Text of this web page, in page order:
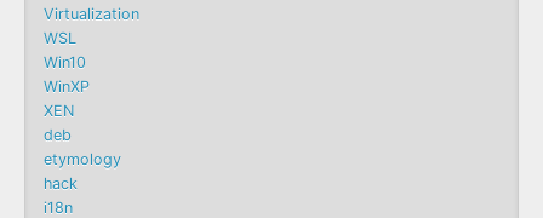
Virtualization
WSL
Win10
WinXP
XEN
deb
etymology
hack
i18n